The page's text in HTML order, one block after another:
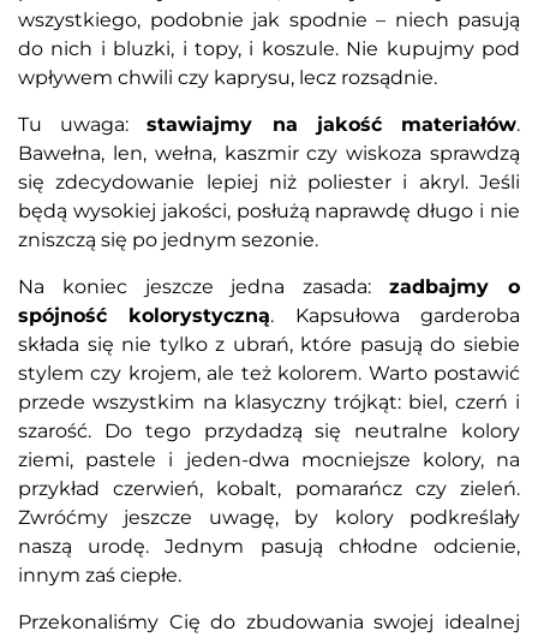
wszystkiego, podobnie jak spodnie – niech pasują
do nich i bluzki, i topy, i koszule. Nie kupujmy pod
wpływem chwili czy kaprysu, lecz rozsądnie.
Tu uwaga:stawiajmy na jakość materiałów.
Bawełna, len, wełna, kaszmir czy wiskoza sprawdzą
się zdecydowanie lepiej niż poliester i akryl. Jeśli
będą wysokiej jakości, posłużą naprawdę długo i nie
zniszczą się po jednym sezonie.
Na koniec jeszcze jedna zasada:zadbajmy o
spójność kolorystyczną. Kapsułowa garderoba
składa się nie tylko z ubrań, które pasują do siebie
stylem czy krojem, ale też kolorem. Warto postawić
przede wszystkim na klasyczny trójkąt: biel, czerń i
szarość. Do tego przydadzą się neutralne kolory
ziemi, pastele i jeden-dwa mocniejsze kolory, na
przykład czerwień, kobalt, pomarańcz czy zieleń.
Zwróćmy jeszcze uwagę, by kolory podkreślały
naszą urodę. Jednym pasują chłodne odcienie,
innym zaś ciepłe.
Przekonaliśmy Cię do zbudowania swojej idealnej